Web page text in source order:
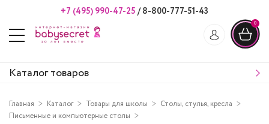
+7 (495) 990-47-25 /8-800-777-51-43
0
Каталог товаров
Главная Каталог Товары для школы
Столы, стулья, кресла
Письменные и компьютерные столы